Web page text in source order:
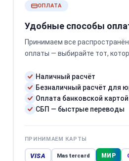
ОПЛАТА
Удобные способы
Принимаем все
оплаты — выбирайте тот,
Наличный расчёт
Безналичный расчёт для
Оплата банковской картой
СБП — быстрые переводы
ПРИНИМАЕМ КАРТЫ
VISA Mastercard МИР